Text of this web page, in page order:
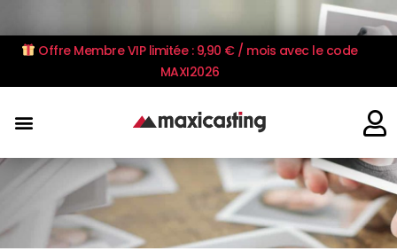
Offre Membre VIP limitée : 9,90 € / mois avec le code
MAXI2026